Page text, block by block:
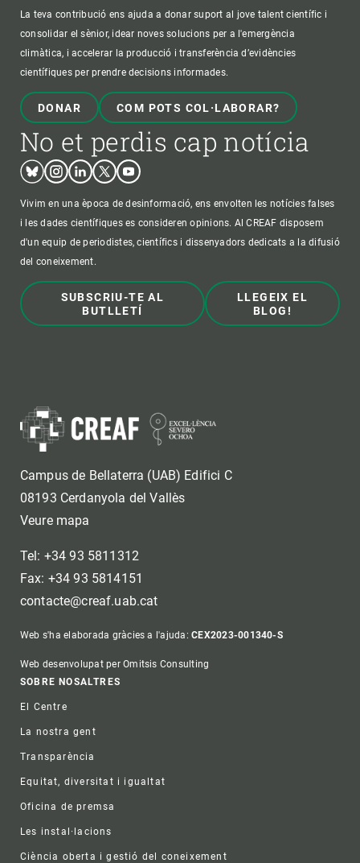
La teva contribució ens ajuda a donar suport al jove talent científic i
consolidar el sènior, idear noves solucions per a l'emergència
climàtica, i accelerar la producció i transferència d’evidències
científiques per prendre decisions informades.
DONAR COM POTS COL·LABORAR?
No et perdis cap notícia
BlueskyInstagram
LinkedinTwitterYoutube
Vivim en una època de desinformació, ens envolten les notícies falses
i les dades científiques es consideren opinions. Al CREAF disposem
d'un equip de periodistes, científics i dissenyadors dedicats a la difusió
del coneixement.
SUBSCRIU-TE AL
BUTLLETÍ
LLEGEIX EL
BLOG!
Campus de Bellaterra (UAB) Edifici C
08193 Cerdanyola del Vallès
Veure mapa
Tel: +34 93 5811312
Fax: +34 93 5814151
contacte@creaf.uab.cat
Web s'ha elaborada gràcies a l'ajuda:CEX2023-001340-S
Web desenvolupat per Omitsis Consulting
Footer
SOBRE NOSALTRES
El Centre
La nostra gent
Transparència
Equitat, diversitat i igualtat
Oficina de premsa
Les instal·lacions
Ciència oberta i gestió del coneixement